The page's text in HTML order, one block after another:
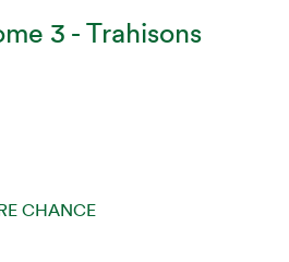
3 - Trahisons
CHANCE